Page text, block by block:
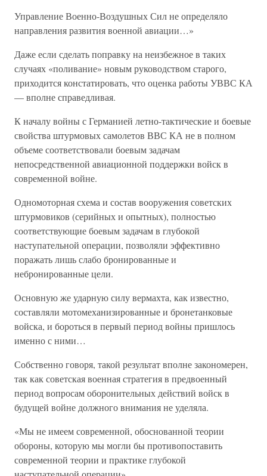
Управление Военно-Воздушных Сил не определяло
направления развития военной авиации…»
Даже если сделать поправку на неизбежное в таких
случаях «поливание» новым руководством старого,
приходится констатировать, что оценка работы УВВС КА
— вполне справедливая.
К началу войны с Германией летно-тактические и боевые
свойства штурмовых самолетов ВВС КА не в полном
объеме соответствовали боевым задачам
непосредственной авиационной поддержки войск в
современной войне.
Одномоторная схема и состав вооружения советских
штурмовиков (серийных и опытных), полностью
соответствующие боевым задачам в глубокой
наступательной операции, позволяли эффективно
поражать лишь слабо бронированные и
небронированные цели.
Основную же ударную силу вермахта, как известно,
составляли мотомеханизированные и бронетанковые
войска, и бороться в первый период войны пришлось
именно с ними…
Собственно говоря, такой результат вполне закономерен,
так как советская военная стратегия в предвоенный
период вопросам оборонительных действий войск в
будущей войне должного внимания не уделяла.
«Мы не имеем современной, обоснованной теории
обороны, которую мы могли бы противопоставить
современной теории и практике глубокой